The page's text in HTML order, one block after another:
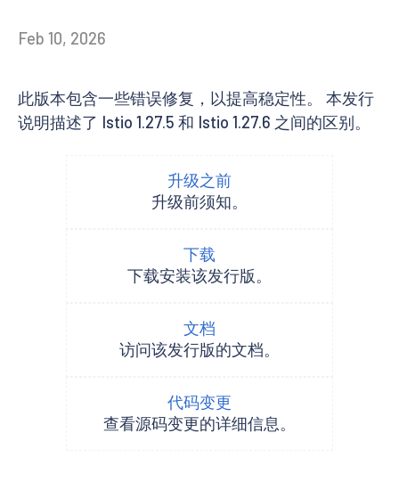
Feb 10, 2026
此版本包含一些错误修复，以提高稳定性。 本发行
说明描述了 Istio 1.27.5 和 Istio 1.27.6 之间的区别。
升级之前
升级前须知。
下载
下载安装该发行版。
文档
访问该发行版的文档。
代码变更
查看源码变更的详细信息。